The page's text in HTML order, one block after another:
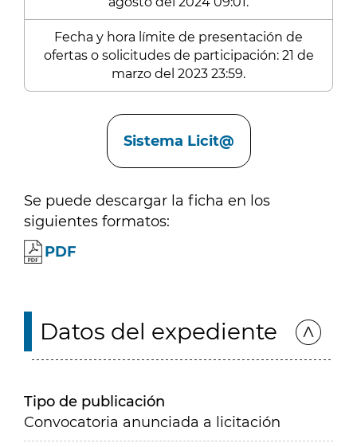
Fecha y hora límite de presentación de
ofertas o solicitudes de participación: 21 de
marzo del 2023 23:59.
Sistema Licit@
Se puede descargar la ficha en los
siguientes formatos:
PDF
Datos del expediente
Tipo de publicación
Convocatoria anunciada a licitación